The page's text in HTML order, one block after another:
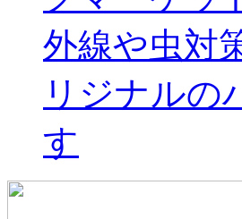
外線や虫対
リジナルの
す